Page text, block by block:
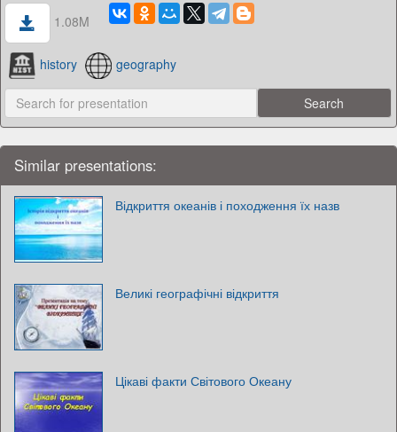
1.08M
history geography
Similar presentations:
Відкриття океанів і походження їх назв
Великі географічні відкриття
Цікаві факти Світового Океану